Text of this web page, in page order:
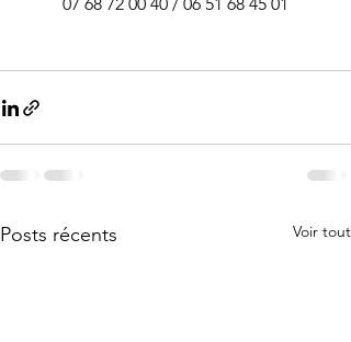
07 68 72 00 40 / 06 51 68 45 01
Posts récents Voir tout